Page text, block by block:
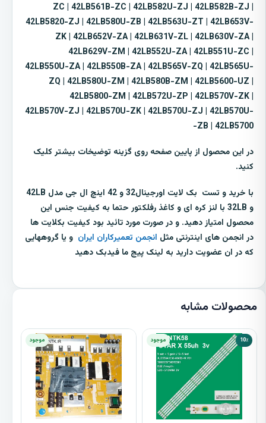
ZC | 42LB561B-ZC | 42LB582U-ZJ | 42LB582B-ZJ |
42LB5820-ZJ | 42LB580U-ZB | 42LB563U-ZT | 42LB653V-
ZK | 42LB652V-ZA | 42LB631V-ZL | 42LB630V-ZA |
42LB629V-ZM | 42LB552U-ZA | 42LB551U-ZC |
42LB550U-ZA | 42LB550B-ZA | 42LB565V-ZQ | 42LB565U-
ZQ | 42LB580U-ZM | 42LB580B-ZM | 42LB5600-UZ |
42LB5800-ZM | 42LB572U-ZP | 42LB570V-ZK |
42LB570V-ZJ | 42LB570U-ZK | 42LB570U-ZJ | 42LB570U-
ZB | 42LB5700-
در این محصول از پایین صفحه روی گزینه توضیخات بیشتر کلیک
کنید.
با خرید و تست بک لایت اورجینال32 و 42 اینچ ال جی مدل 42LB
و 32LB با لنز کره ای و کاغذ رفلکتور حتما به کیفیت جنس این
محصول امتیاز دهید. و در صورت مورد تائید بود کیفیت بکلایت ها
در انجمن های اینترنتی مثل انجمن تعمیرکاران ایران و یا گروههایی
که در ان عضویت دارید به لینک پیج ما فیدبک دهید
محصولات مشابه
10٪ موجود موجود